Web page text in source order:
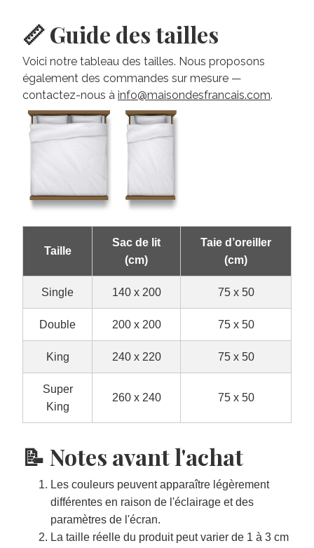
📏 Guide des tailles
Voici notre tableau des tailles. Nous proposons
également des commandes sur mesure —
contactez-nous à info@maisondesfrancais.com.
Taille
Sac de lit
(cm)
Taie d’oreiller
(cm)
Single 140 x 200 75 x 50
Double 200 x 200 75 x 50
King 240 x 220 75 x 50
Super
King
260 x 240 75 x 50
📝 Notes avant l'achat
Les couleurs peuvent apparaître légèrement
différentes en raison de l'éclairage et des
paramètres de l'écran.
La taille réelle du produit peut varier de 1 à 3 cm